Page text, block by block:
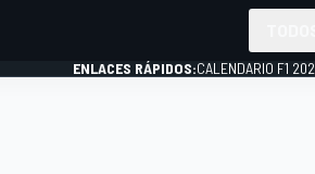
ENLACES RÁPIDOS:CALENDARIO F1